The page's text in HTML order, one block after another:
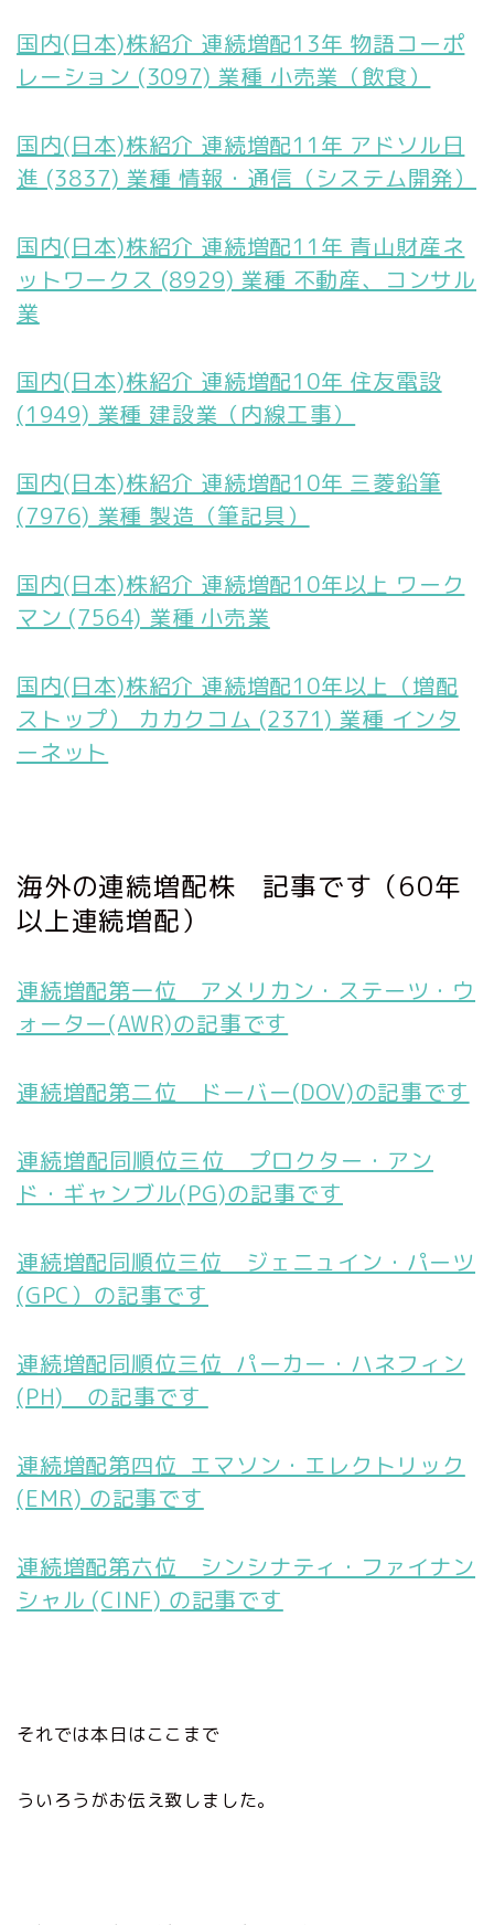
国内(日本)株紹介 連続増配13年 物語コーポ
レーション (3097) 業種 小売業（飲食）
国内(日本)株紹介 連続増配11年 アドソル日
進 (3837) 業種 情報・通信（システム開発）
国内(日本)株紹介 連続増配11年 青山財産ネ
ットワークス (8929) 業種 不動産、コンサル
業
国内(日本)株紹介 連続増配10年 住友電設
(1949) 業種 建設業（内線工事）
国内(日本)株紹介 連続増配10年 三菱鉛筆
(7976) 業種 製造（筆記具）
国内(日本)株紹介 連続増配10年以上 ワーク
マン (7564) 業種 小売業
国内(日本)株紹介 連続増配10年以上（増配
ストップ） カカクコム (2371) 業種 インタ
ーネット
海外の連続増配株 記事です（60年
以上連続増配）
連続増配第一位 アメリカン・ステーツ・ウ
ォーター(AWR)の記事です
連続増配第二位 ドーバー(DOV)の記事です
連続増配同順位三位 プロクター・アン
ド・ギャンブル(PG)の記事です
連続増配同順位三位 ジェニュイン・パーツ
(GPC）の記事です
連続増配同順位三位 パーカー・ハネフィン
(PH) の記事です
連続増配第四位 エマソン・エレクトリック
(EMR) の記事です
連続増配第六位 シンシナティ・ファイナン
シャル (CINF) の記事です
それでは本日はここまで
ういろうがお伝え致しました。